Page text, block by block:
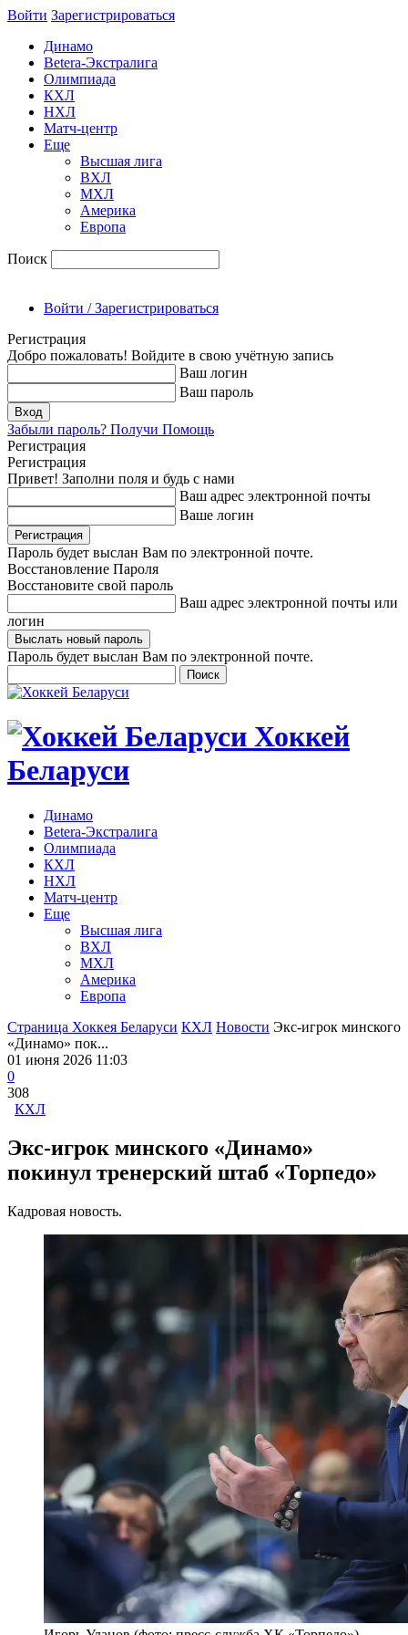
Войти Зарегиcтрироваться
Динамо
Betera-Экстралига
Олимпиада
КХЛ
НХЛ
Матч-центр
Еще
Высшая лига
ВХЛ
МХЛ
Америка
Европа
Поиск
Войти / Зарегистрироваться
Регистрация
Добро пожаловать! Войдите в свою учётную запись
Ваш логин
Ваш пароль
Забыли пароль? Получи Помощь
Регистрация
Регистрация
Привет! Заполни поля и будь с нами
Ваш адрес электронной почты
Ваше логин
Пароль будет выслан Вам по электронной почте.
Восстановление Пароля
Восстановите свой пароль
Ваш адрес электронной почты или
логин
Пароль будет выслан Вам по электронной почте.
Хоккей
Беларуси
Динамо
Betera-Экстралига
Олимпиада
КХЛ
НХЛ
Матч-центр
Еще
Высшая лига
ВХЛ
МХЛ
Америка
Европа
Страница Хоккея Беларуси КХЛ Новости Экс-игрок минского
«Динамо» пок...
01 июня 2026 11:03
0
308
КХЛ
Экс-игрок минского «Динамо»
покинул тренерский штаб «Торпедо»
Кадровая новость.